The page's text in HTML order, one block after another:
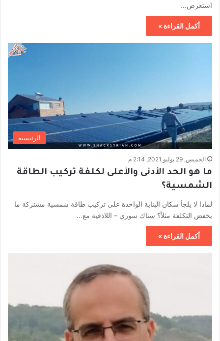
استعرض…
أكمل القراءة »
الرئيسية
الخميس, 29 يوليو 2021, 2:14 م
ما هو الحد الأدنى والأعلى لكلفة تركيب الطاقة
الشمسية؟
لماذا لا يلجأ سكان البناية الواحدة على تركيب طاقة شمسية مشتركة ما
يخفض التكلفة مثلاً؟ سناك سوري – اللاذقية مع…
أكمل القراءة »